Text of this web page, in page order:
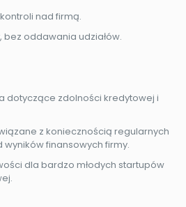
nad firmą.
bez oddawania udziałów.
dotyczące zdolności kredytowej i
z koniecznością regularnych
wyników finansowych firmy.
dla bardzo młodych startupów